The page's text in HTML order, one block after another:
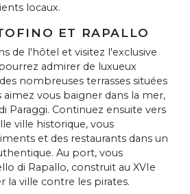
locaux.
ET RAPALLO
de l'hôtel et visitez l'exclusive
admirer de luxueux
nombreuses terrasses situées
aimez vous baigner dans la mer,
Paraggi. Continuez ensuite vers
ville historique, vous
et des restaurants dans un
Au port, vous
di Rapallo, construit au XVIe
la ville contre les pirates.